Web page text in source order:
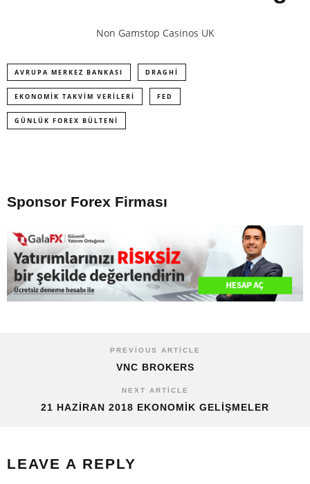
Non Gamstop Casinos UK
AVRUPA MERKEZ BANKASI DRAGHI
EKONOMIK TAKVIM VERILERI FED
GÜNLÜK FOREX BÜLTENI
Sponsor Forex Firması
PREVIOUS ARTICLE
VNC BROKERS
NEXT ARTICLE
21 HAZIRAN 2018 EKONOMIK GELIŞMELER
LEAVE A REPLY